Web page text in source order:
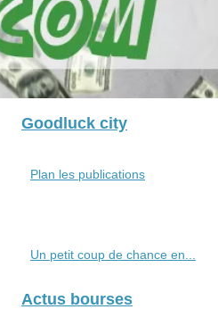
Goodluck city
Plan les publications
Un petit coup de chance en...
Actus bourses